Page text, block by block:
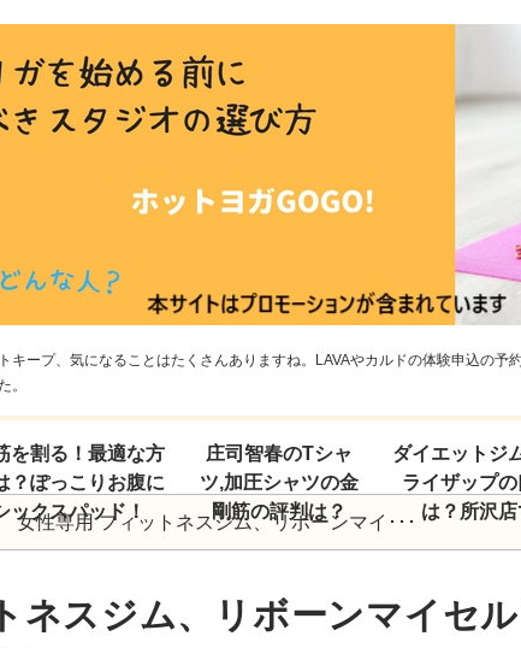
キープ、気になることはたくさんありますね。LAVAやカルドの体験申込の予
。
を割る！最適な方
？ぽっこりお腹に
ックスパッド！
庄司智春のTシャ
ツ,加圧シャツの金
剛筋の評判は？
ダイエットジ
ライザップ
は？所沢
女性専用 フィットネスジム、リボーンマイ･･･
ネスジム、リボーンマイセ